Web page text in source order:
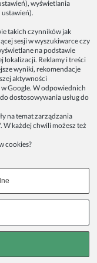
dzięki
elementem
atmosferę
sprawić, że każdy
też warto
akcesoriami na
rozwiązania, ale
dekoracji. Dzięki
z pewno
w tworzeniu
znaleźć różnego
serwetki,
do nich.
na pełną
potrzeb.
różnych narzędzi i
oryginalnych
zabawa dla całej
imprezowych
czasu w miłej
wyświetlania
takich czynników jak
sesji w wyszukiwarce czy
na podstawie
lokalizacji. Reklamy i treści
wyniki, rekomendacje
aktywności
Google. W odpowiednich
dostosowywania usług do
na temat zarządzania
każdej chwili możesz też
cookies?